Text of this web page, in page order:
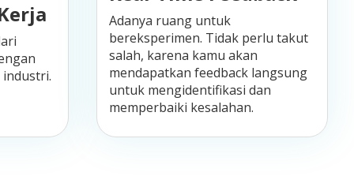
Adanya ruang untuk
bereksperimen. Tidak perlu takut
salah, karena kamu akan
mendapatkan feedback langsung
untuk mengidentifikasi dan
memperbaiki kesalahan.